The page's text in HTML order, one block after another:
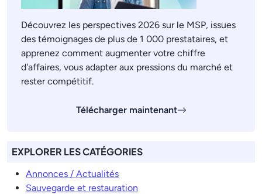
Découvrez les perspectives 2026 sur le MSP, issues
des témoignages de plus de 1 000 prestataires, et
apprenez comment augmenter votre chiffre
d'affaires, vous adapter aux pressions du marché et
rester compétitif.
Télécharger maintenant
EXPLORER LES CATÉGORIES
Annonces / Actualités
Sauvegarde et restauration